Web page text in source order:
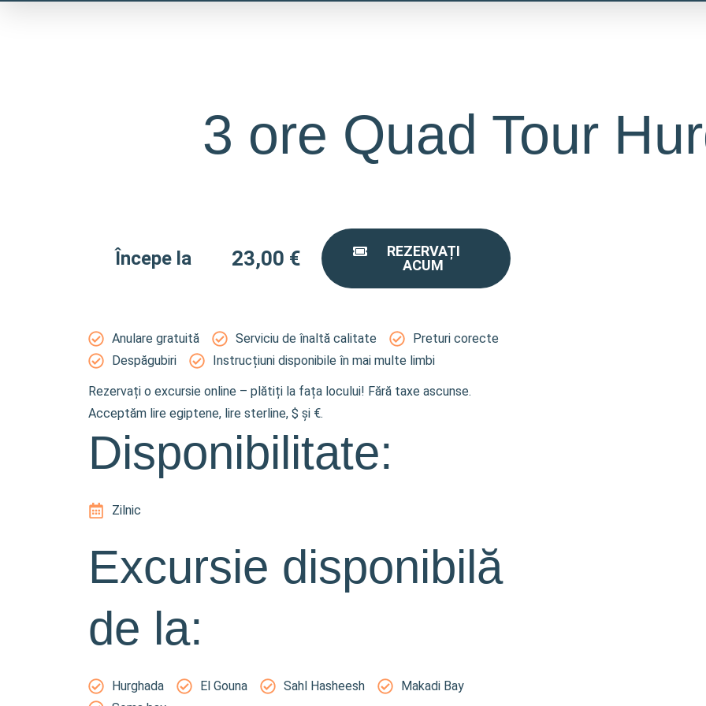
3 ore Quad Tour
Începe la 23,00 €
REZERVAȚI
ACUM
Anulare gratuită Serviciu de înaltă calitate
Preturi corecte
Despăgubiri
Instrucțiuni disponibile în mai multe limbi
Rezervați o excursie online – plătiți la fața locului! Fără taxe ascunse.
Acceptăm lire egiptene, lire sterline, $ și €.
Disponibilitate:
Zilnic
Excursie disponibilă
de la:
Hurghada El Gouna Sahl Hasheesh
Makadi Bay